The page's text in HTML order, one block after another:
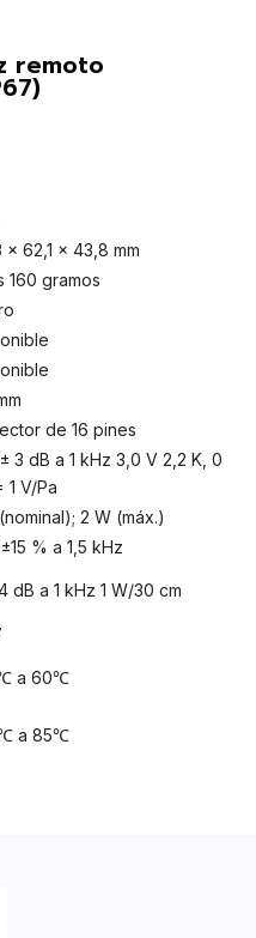
remoto
x 62,1 x 43,8 mm
160 gramos
de 16 pines
3 dB a 1 kHz 3,0 V 2,2 K, 0
1 V/Pa
2 W (máx.)
% a 1,5 kHz
dB a 1 kHz 1 W/30 cm
a 60℃
a 85℃